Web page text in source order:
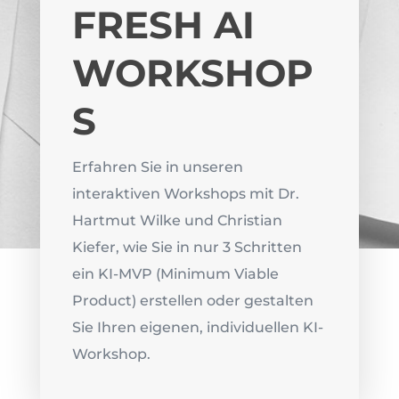
FRESH AI
WORKSHOP
S
Erfahren Sie in unseren
interaktiven Workshops mit Dr.
Hartmut Wilke und Christian
Kiefer, wie Sie in nur 3 Schritten
ein KI-MVP (Minimum Viable
Product) erstellen oder gestalten
Sie Ihren eigenen, individuellen KI-
Workshop.